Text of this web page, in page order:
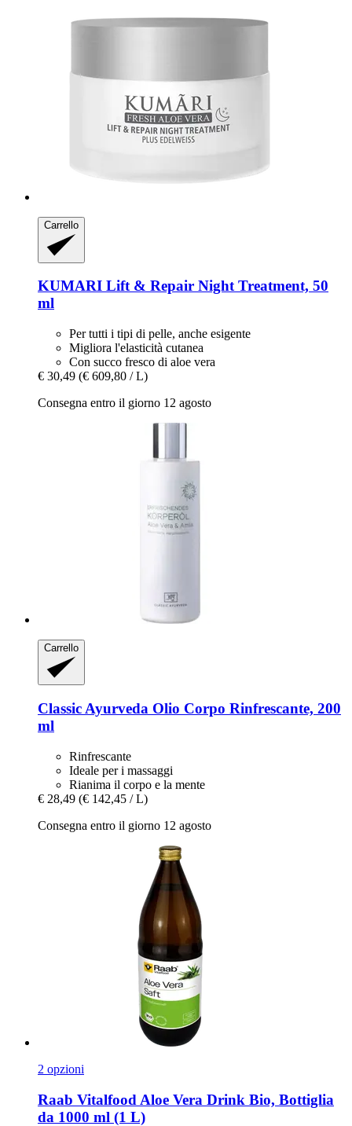
Carrello
KUMARI Lift & Repair Night Treatment, 50
ml
Per tutti i tipi di pelle, anche esigente
Migliora l'elasticità cutanea
Con succo fresco di aloe vera
€ 30,49 (€ 609,80 / L)
Consegna entro il giorno 12 agosto
Carrello
Classic Ayurveda Olio Corpo Rinfrescante, 200
ml
Rinfrescante
Ideale per i massaggi
Rianima il corpo e la mente
€ 28,49 (€ 142,45 / L)
Consegna entro il giorno 12 agosto
2 opzioni
Raab Vitalfood Aloe Vera Drink Bio, Bottiglia
da 1000 ml (1 L)